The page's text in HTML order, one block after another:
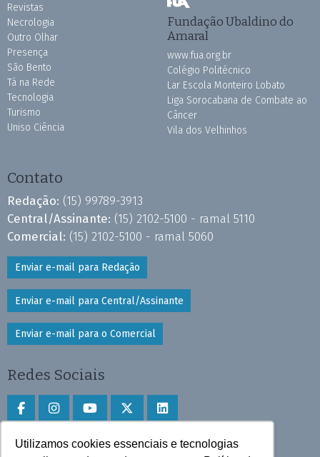
Utilizamos cookies essenciais e tecnologias
Revistas
Necrologia
Outro Olhar
Presença
São Bento
Tá na Rede
Tecnologia
Turismo
Uniso Ciência
Fundação Ubaldino do
Amaral
www.fua.org.br
Colégio Politécnico
Lar Escola Monteiro Lobato
Liga Sorocabana de Combate ao
Câncer
Vila dos Velhinhos
Contato
Redação: (15) 99789-3913
Central/Assinante: (15) 2102-5100 - ramal 5110
Comercial: (15) 2102-5100 - ramal 5060
Enviar e-mail para Redação
Enviar e-mail para Central/Assinante
Enviar e-mail para o Comercial
Redes Sociais
Faça download do aplicativo